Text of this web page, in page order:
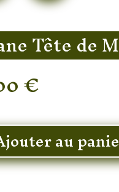
Tête de
€
au